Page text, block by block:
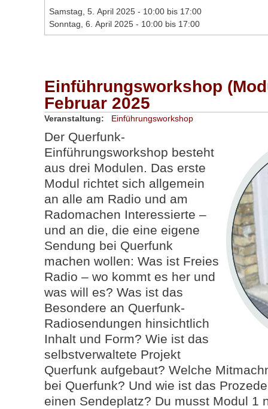
Samstag, 5. April 2025 - 10:00 bis 17:00
Sonntag, 6. April 2025 - 10:00 bis 17:00
Einführungsworkshop
Februar 2025
Veranstaltung: Einführungsworkshop
Der Querfunk-
Einführungsworkshop besteht
aus drei Modulen. Das erste
Modul richtet sich allgemein
an alle am Radio und am
Radomachen Interessierte –
und an die, die eine eigene
Sendung bei Querfunk
machen wollen: Was ist Freies
Radio – wo kommt es her und
was will es? Was ist das
Besondere an Querfunk-
Radiosendungen hinsichtlich
Inhalt und Form? Wie ist das
selbstverwaltete Projekt
Querfunk aufgebaut? Welche
bei Querfunk? Und wie ist das
einen Sendeplatz? Du musst Modul 1